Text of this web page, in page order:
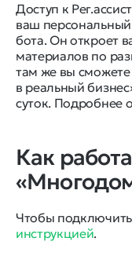
Доступ к
ваш
бота. Он откроет
материалов по
там же вы
в реальный
суток. Подробнее
Как
Чтобы подключить
инструкцией.